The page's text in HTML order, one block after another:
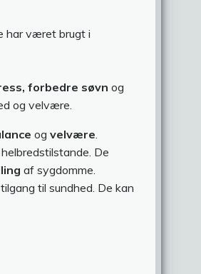
har været brugt i
forbedre søvn og
og velvære.
og velvære.
De
af sygdomme.
til sundhed. De kan